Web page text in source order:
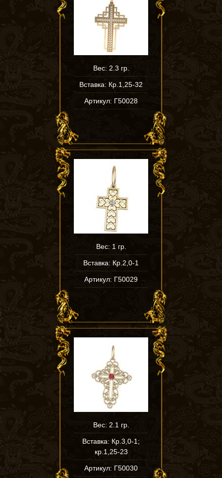
Вес: 2.3 гр.
Вставка: Кр.1,25-32
Артикул: Г50028
Вес: 1 гр.
Вставка: Кр.2,0-1
Артикул: Г50029
Вес: 2.1 гр.
Вставка: Кр.3,0-1;
кр.1,25-23
Артикул: Г50030